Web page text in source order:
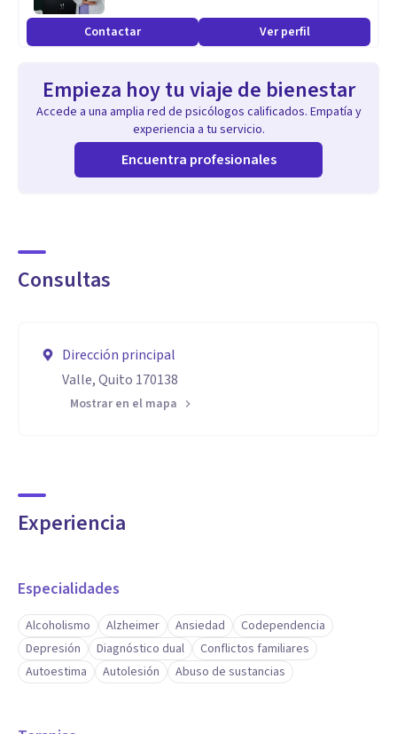
Aplico evaluación y tratamiento psicopedagógico a
poblaciones infanto-juveniles que lo requieren.
comunitarios de seguimiento emocional.
Cuento con especialización en Terapia familiar,
estimulación temprana, experticia en manejo de casos de
Trastorno del espectro Autista y Terapias de tercera
Contactar Ver perfil
Empieza hoy tu viaje de bienestar
Accede a una amplia red de psicólogos calificados. Empatía y
experiencia a tu servicio.
Encuentra profesionales
Consultas
Dirección principal
Valle, Quito 170138
Mostrar en el mapa
Experiencia
Especialidades
Alcoholismo Alzheimer Ansiedad
Codependencia
Depresión
Diagnóstico dual
Conflictos familiares
Autoestima
Autolesión Abuso de sustancias